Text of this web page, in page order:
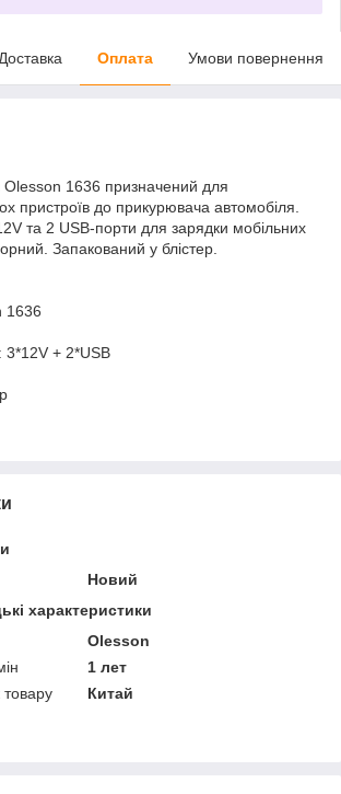
Доставка Оплата Умови повернення
Olesson 1636 призначений для
пристроїв до прикурювача автомобіля.
та 2 USB-порти для зарядки мобільних
Запакований у блістер.
1636
3*12V + 2*USB
Новий
характеристики
Olesson
1 лет
товару
Китай